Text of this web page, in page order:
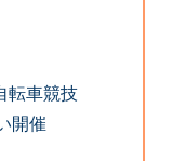
転車競技
開催